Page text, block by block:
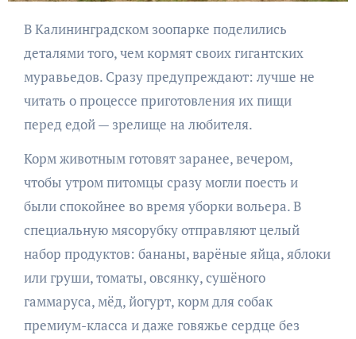
В Калининградском зоопарке поделились
деталями того, чем кормят своих гигантских
муравьедов. Сразу предупреждают: лучше не
читать о процессе приготовления их пищи
перед едой — зрелище на любителя.
Корм животным готовят заранее, вечером,
чтобы утром питомцы сразу могли поесть и
были спокойнее во время уборки вольера. В
специальную мясорубку отправляют целый
набор продуктов: бананы, варёные яйца, яблоки
или груши, томаты, овсянку, сушёного
гаммаруса, мёд, йогурт, корм для собак
премиум-класса и даже говяжье сердце без